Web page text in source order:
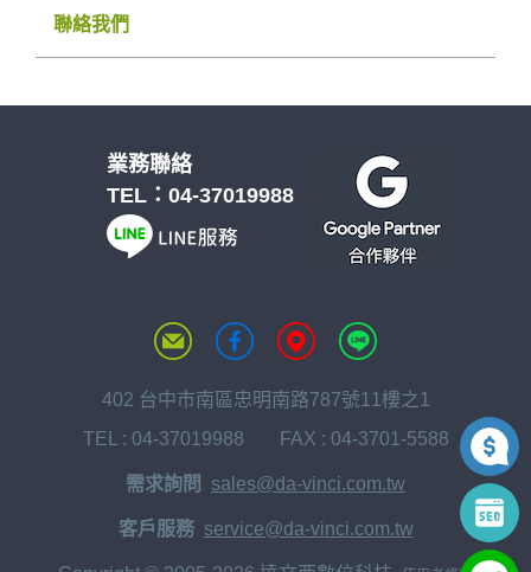
聯絡我們
業務聯絡
TEL： 04-37019988
402 台中市南區忠明南路787號11樓之1
TEL : 04-37019988 FAX : 04-3701-5588
需求詢問 sales@da-vinci.com.tw
客戶服務 service@da-vinci.com.tw